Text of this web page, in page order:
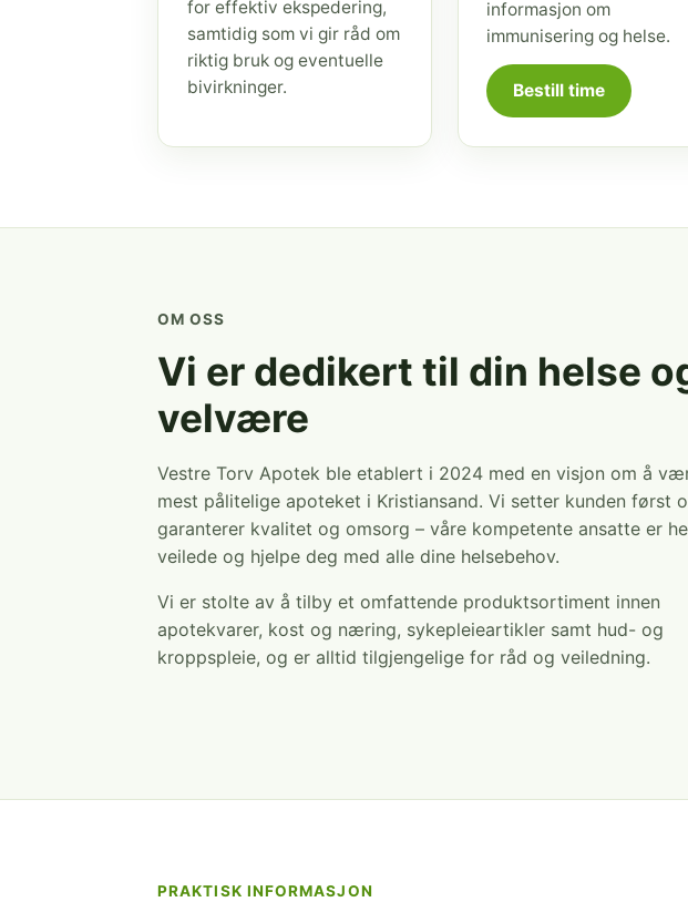
for effektiv ekspedering,
samtidig som vi gir råd om
riktig bruk og eventuelle
bivirkninger.
informasjon om
immunisering og helse.
Bestill time
OM OSS
Vi er dedikert til din helse
velvære
Vestre Torv Apotek ble etablert i 2024 med en visjon om å
mest pålitelige apoteket i Kristiansand. Vi setter kunden først
garanterer kvalitet og omsorg – våre kompetente ansatte er
veilede og hjelpe deg med alle dine helsebehov.
Vi er stolte av å tilby et omfattende produktsortiment innen
apotekvarer, kost og næring, sykepleieartikler samt hud- og
kroppspleie, og er alltid tilgjengelige for råd og veiledning.
PRAKTISK INFORMASJON